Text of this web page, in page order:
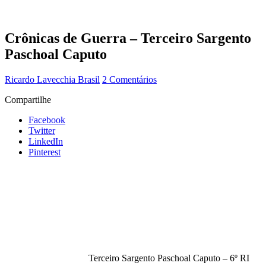
Crônicas de Guerra – Terceiro Sargento
Paschoal Caputo
Ricardo Lavecchia Brasil 2 Comentários
Compartilhe
Facebook
Twitter
LinkedIn
Pinterest
Terceiro Sargento Paschoal Caputo – 6º RI